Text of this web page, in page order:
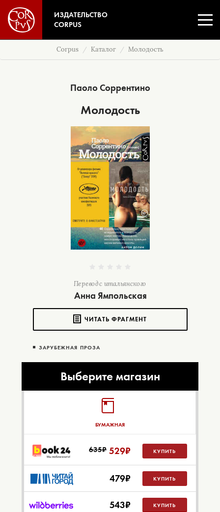
ИЗДАТЕЛЬСТВО
CORPUS
Corpus Каталог Молодость
Паоло Соррентино
Молодость
Перевод с итальянского
Анна Ямпольская
ЧИТАТЬ ФРАГМЕНТ
ЗАРУБЕЖНАЯ ПРОЗА
Выберите магазин
БУМАЖНАЯ
635₽ 529₽ КУПИТЬ
479₽ КУПИТЬ
543₽ КУПИТЬ